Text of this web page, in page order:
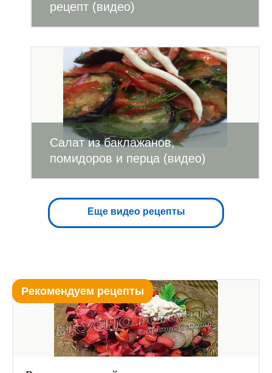
рецепт (видео)
Салат из баклажанов,
помидоров и перца (видео)
Еще видео рецепты
Рекомендуем рецепты